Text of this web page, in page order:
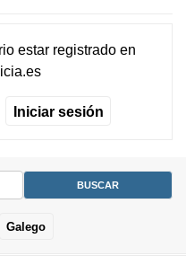
estar registradoen
Iniciar sesión
Galego